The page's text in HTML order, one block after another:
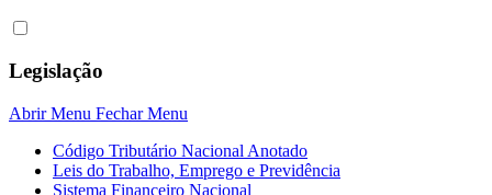
Legislação
Abrir Menu Fechar Menu
Código Tributário Nacional Anotado
Leis do Trabalho, Emprego e Previdência
Sistema Financeiro Nacional